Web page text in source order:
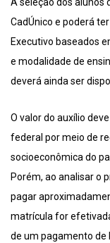
A seleção dos alunos
CadÚnico e poderá
Executivo baseados
e modalidade de
deverá ainda ser
O valor do auxílio
federal por meio de
socioeconômica do
Porém, ao analisar o
pagar
matrícula for
de um pagamento de